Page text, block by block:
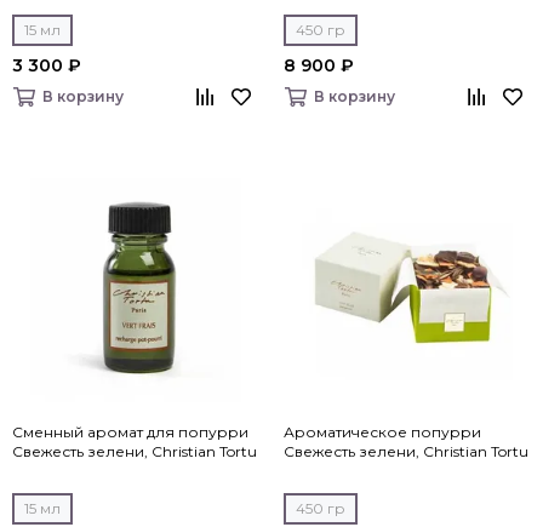
15 мл
3 300 ₽
В корзину
450 гр
8 900 ₽
В корзину
Сменный аромат для попурри
Свежесть зелени, Christian Tortu
15 мл
Ароматическое попурри
Свежесть зелени, Christian Tortu
450 гр